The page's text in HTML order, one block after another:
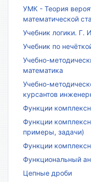
УМК - Теория
математической
Учебник логики. Г.
Учебник по
Учебно-
математика
Учебно-
курсантов
Функции
Функции
примеры, задачи)
Функции
Функциональный
Цепные дроби